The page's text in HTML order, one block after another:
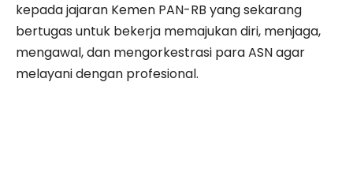
kepada jajaran Kemen PAN-RB yang sekarang
bertugas untuk bekerja memajukan diri, menjaga,
mengawal, dan mengorkestrasi para ASN agar
melayani dengan profesional.